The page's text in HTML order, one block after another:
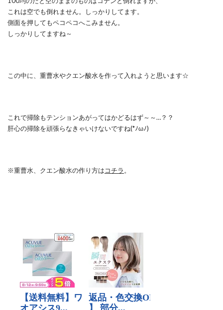
これは空でも倒れません。しっかりしてます。
側面を押してもペコペコへこみません。
しっかりしてますね～
この中に、重曹水やクエン酸水を作って入れようと思います☆
これで掃除もテンションあがってはかどるはず～～…？？
肝心の掃除を頑張らなきゃいけないですね(*ﾉωﾉ)
※重曹水、クエン酸水の作り方はコチラ 。